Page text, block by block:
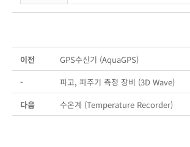
이전
GPS수신기 (AquaGPS)
-
파고, 파주기 측정 장비 (3D Wave)
다음
수온계 (Temperature Recorder)